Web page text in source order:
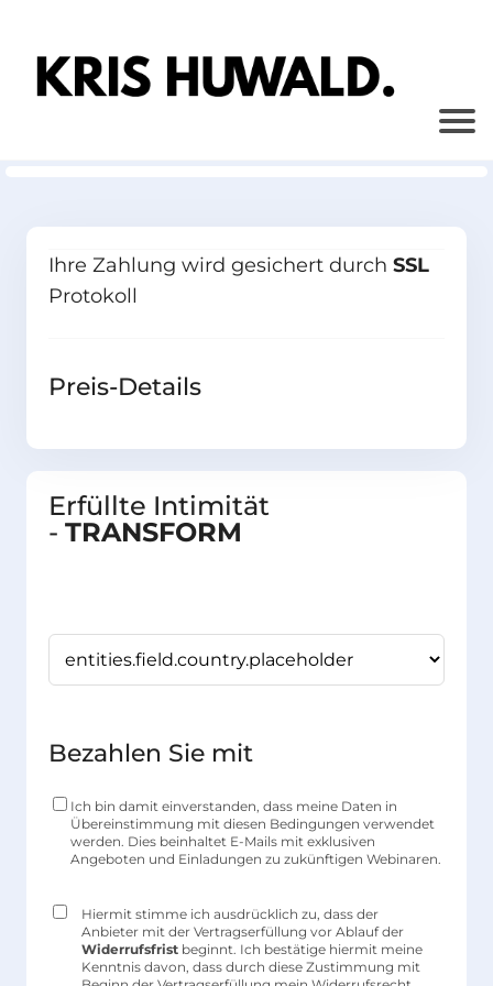
Erfüllte Intimität
- TRANSFORM
Bezahlen Sie mit
Ich bin damit einverstanden, dass meine Daten in
Übereinstimmung mit diesen Bedingungen verwendet
werden. Dies beinhaltet E-Mails mit exklusiven
Angeboten und Einladungen zu zukünftigen Webinaren.
Hiermit stimme ich ausdrücklich zu, dass der
Anbieter mit der Vertragserfüllung vor Ablauf der
Widerrufsfrist beginnt. Ich bestätige hiermit meine
Kenntnis davon, dass durch diese Zustimmung mit
Ihre Zahlung wird gesichert durch SSL
Protokoll
Preis-Details